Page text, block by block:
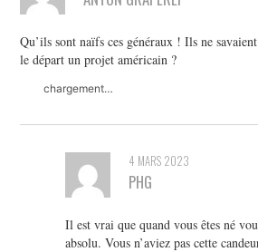
Qu’ils sont naïfs ces généraux ! Ils ne
le départ un projet américain ?
chargement…
4 MARS 2023
PHG
Il est vrai que quand vous êtes né
absolu. Vous n’aviez pas cette